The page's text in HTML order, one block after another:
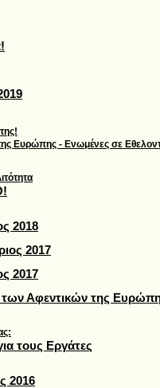
της Ευρώπης - Ενωμένες σε
2018
2017
2017
των Αφεντικών της
τους Εργάτες
2016